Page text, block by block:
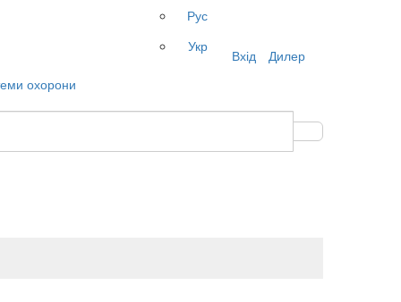
Рус
Укр
Вхід Дилер